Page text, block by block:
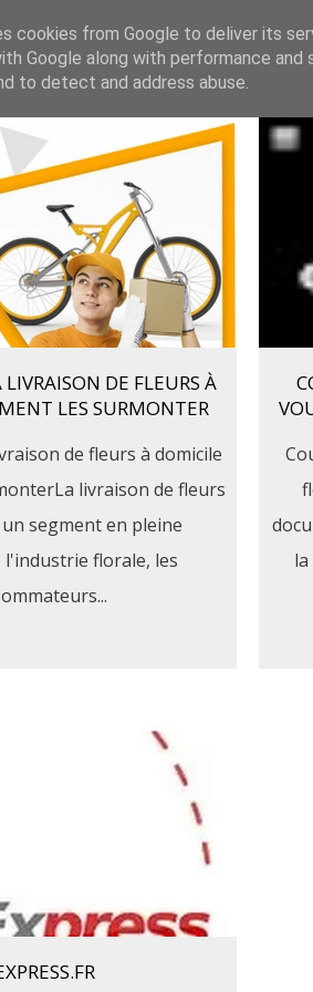
LIVRAISON DE FLEURS À
LES SURMONTER
de fleurs à domicile
livraison de fleurs
segment en pleine
l'industrie florale, les
cookies from Google to deliver its
Google along with performance
to detect and address abuse.